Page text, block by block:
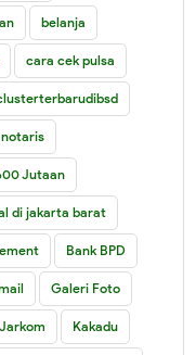
belanja
cara cek pulsa
notaris
Jutaan
di jakarta barat
Bank BPD
Galeri Foto
Jarkom Kakadu